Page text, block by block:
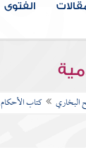
الفتوى
كتاب الأحكام